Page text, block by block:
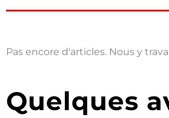
Pas encore d'articles. Nous y
Quelques